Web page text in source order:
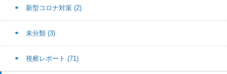
新型コロナ対策 (2)
未分類 (3)
視察レポート (71)